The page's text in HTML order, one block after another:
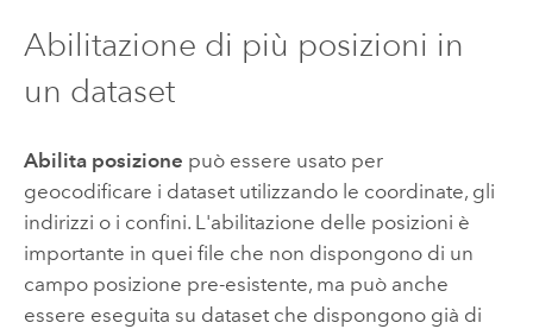
Abilitazione di più posizioni in
un dataset
Abilita posizione può essere usato per
geocodificare i dataset utilizzando le coordinate, gli
indirizzi o i confini. L'abilitazione delle posizioni è
importante in quei file che non dispongono di un
campo posizione pre-esistente, ma può anche
essere eseguita su dataset che dispongono già di